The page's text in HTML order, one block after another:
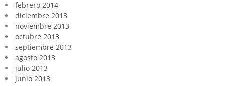
febrero 2014
diciembre 2013
noviembre 2013
octubre 2013
septiembre 2013
agosto 2013
julio 2013
junio 2013